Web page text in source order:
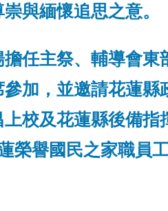
與緬懷追思之意。
任主祭、輔導會東
加，並邀請花蓮縣
校及花蓮縣後備
榮譽國民之家職員